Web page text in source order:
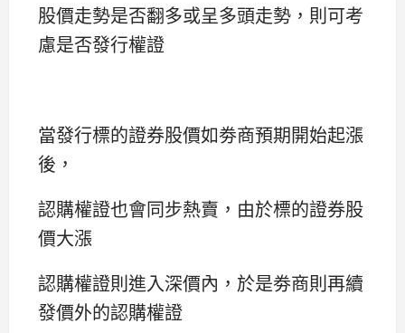
股價走勢是否翻多或呈多頭走勢，則可考
慮是否發行權證
當發行標的證券股價如劵商預期開始起漲
後，
認購權證也會同步熱賣，由於標的證券股
價大漲
認購權證則進入深價內，於是劵商則再續
發價外的認購權證